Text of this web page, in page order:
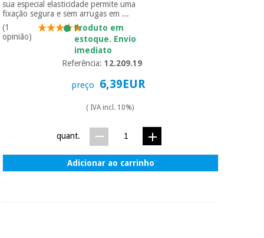
sua especial elasticidade permite uma
fixação segura e sem arrugas em ...
(1
opinião)
Produto em
estoque. Envio
imediato
Referência:12.209.19
preço 6,39EUR
( IVA incl. 10%)
quant.
Adicionar ao carrinho